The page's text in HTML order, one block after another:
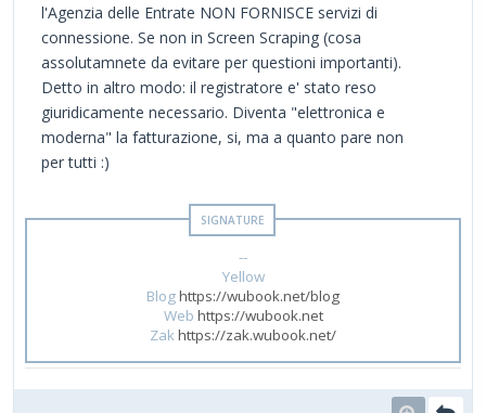
l'Agenzia delle Entrate NON FORNISCE servizi di
connessione. Se non in Screen Scraping (cosa
assolutamnete da evitare per questioni importanti).
Detto in altro modo: il registratore e' stato reso
giuridicamente necessario. Diventa "elettronica e
moderna" la fatturazione, si, ma a quanto pare non
per tutti :)
--
Yellow
Bloghttps://wubook.net/blog
Web https://wubook.net
Zak https://zak.wubook.net/